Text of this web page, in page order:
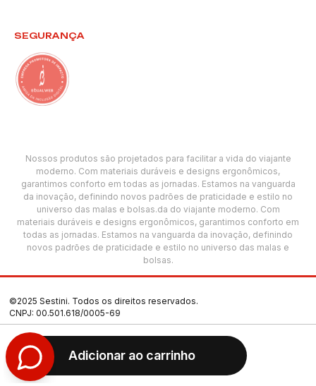
Adicionar ao carrinho
SEGURANÇA
Nossos produtos são projetados para facilitar a vida do viajante
moderno. Com materiais duráveis e designs ergonômicos,
garantimos conforto em todas as jornadas. Estamos na vanguarda
da inovação, definindo novos padrões de praticidade e estilo no
universo das malas e bolsas.da do viajante moderno. Com
materiais duráveis e designs ergonômicos, garantimos conforto em
todas as jornadas. Estamos na vanguarda da inovação, definindo
novos padrões de praticidade e estilo no universo das malas e
bolsas.
©2025 Sestini. Todos os direitos reservados.
CNPJ: 00.501.618/0005-69
Termos de Uso
Política de Privacidade